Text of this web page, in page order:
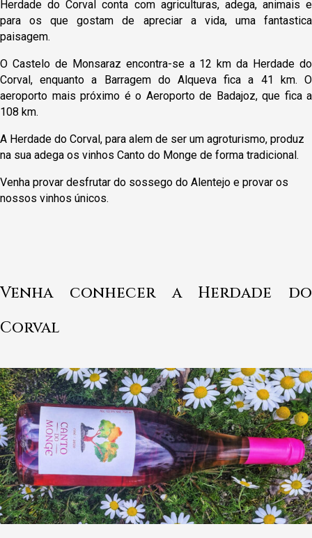
Herdade do Corval conta com agriculturas, adega, animais e
para os que gostam de apreciar a vida, uma fantastica
paisagem.
O Castelo de Monsaraz encontra-se a 12 km da Herdade do
Corval, enquanto a Barragem do Alqueva fica a 41 km. O
aeroporto mais próximo é o Aeroporto de Badajoz, que fica a
108 km.
A Herdade do Corval, para alem de ser um agroturismo, produz
na sua adega os vinhos Canto do Monge de forma tradicional.
Venha provar desfrutar do sossego do Alentejo e provar os
nossos vinhos únicos.
Venha conhecer a Herdade do
Corval